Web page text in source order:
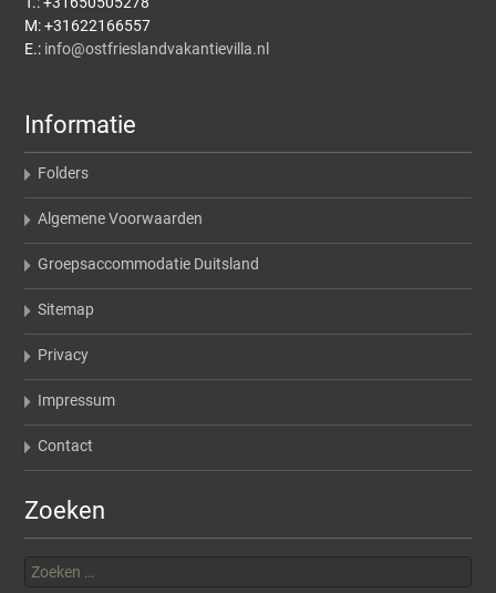
M: +31622166557
E.: info@ostfrieslandvakantievilla.nl
Informatie
Folders
Algemene Voorwaarden
Groepsaccommodatie Duitsland
Sitemap
Privacy
Impressum
Contact
Zoeken
naar: